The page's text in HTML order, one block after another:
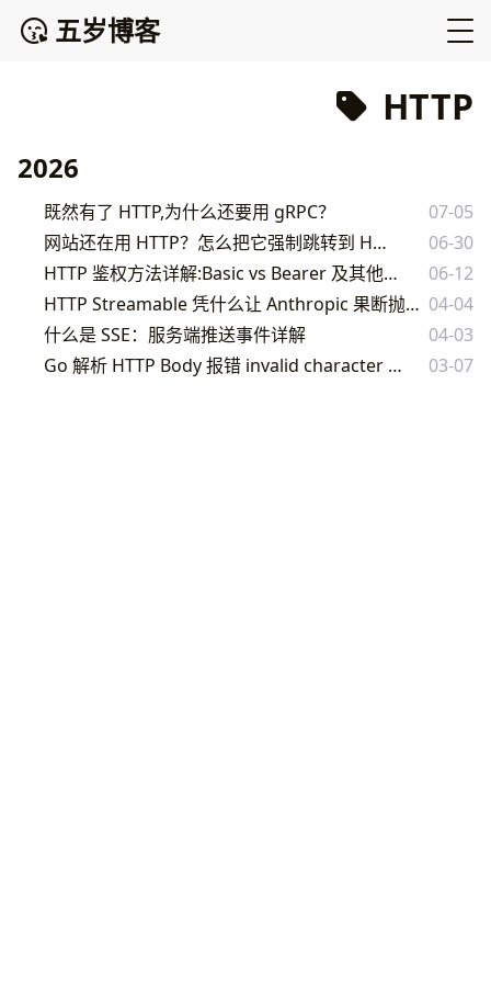
五岁博客
HTTP
2026
既然有了 HTTP,为什么还要用 gRPC？
07-05
网站还在用 HTTP？怎么把它强制跳转到 HTTPS
06-30
HTTP 鉴权方法详解:Basic vs Bearer 及其他常见认证方式
06-12
HTTP Streamable 凭什么让 Anthropic 果断抛弃 SSE？MCP 传输层演进全解析 04-04
什么是 SSE：服务端推送事件详解
04-03
Go 解析 HTTP Body 报错 invalid character 的原因与解决方案
03-07